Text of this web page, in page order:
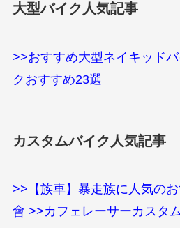
大型バイク人気記事
>>おすすめ大型ネイキッド
クおすすめ23選
カスタムバイク人気記事
>>【族車】暴走族に人気の
會 >>カフェレーサーカスタ